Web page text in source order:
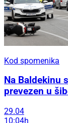
Kod spomenika
Na Baldekinu
prevezen u
29.04
10:04h